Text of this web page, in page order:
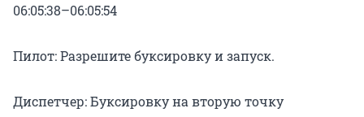
06:05:38–06:05:54
Пилот: Разрешите буксировку и запуск.
Диспетчер: Буксировку на вторую точку